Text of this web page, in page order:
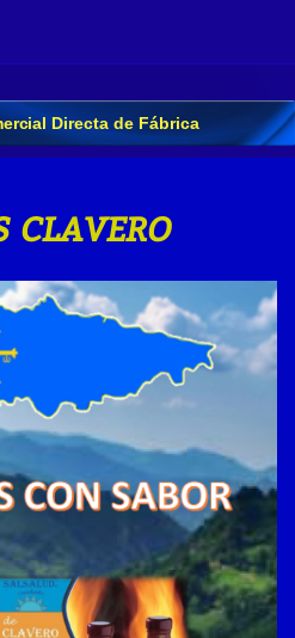
Directa de Fábrica
CLAVERO